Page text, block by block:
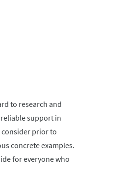
to research and
support in
prior to
concrete examples.
for everyone who